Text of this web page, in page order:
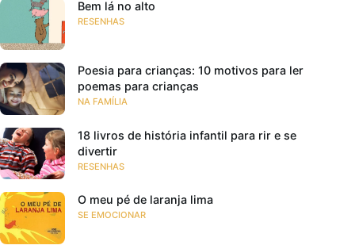
Bem lá no alto
RESENHAS
Poesia para crianças: 10 motivos para ler
poemas para crianças
NA FAMÍLIA
18 livros de história infantil para rir e se
divertir
RESENHAS
O meu pé de laranja lima
SE EMOCIONAR